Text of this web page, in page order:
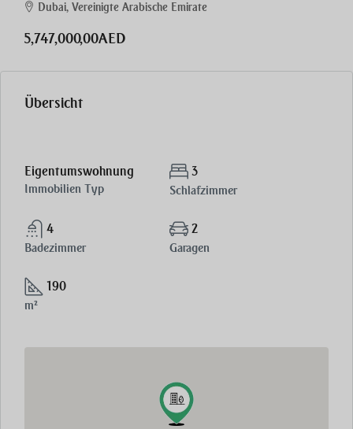
Dubai, Vereinigte Arabische Emirate
5,747,000,00AED
Übersicht
Eigentumswohnung
Immobilien Typ
3
Schlafzimmer
4
Badezimmer
2
Garagen
190
m²